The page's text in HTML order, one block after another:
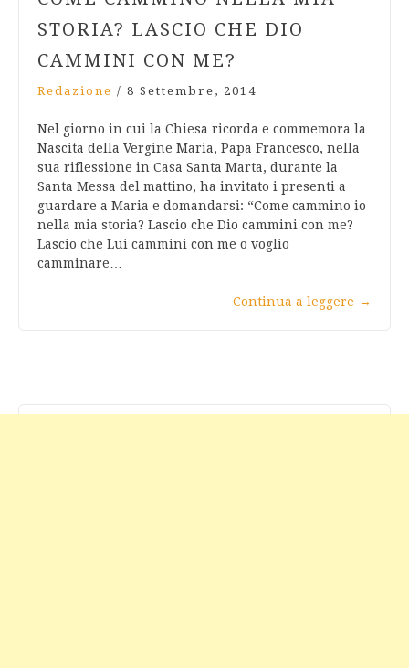
STORIA? LASCIO CHE DIO
CAMMINI CON ME?
Redazione / 8 Settembre, 2014
Nel giorno in cui la Chiesa ricorda e commemora la
Nascita della Vergine Maria, Papa Francesco, nella
sua riflessione in Casa Santa Marta, durante la
Santa Messa del mattino, ha invitato i presenti a
guardare a Maria e domandarsi: “Come cammino io
nella mia storia? Lascio che Dio cammini con me?
Lascio che Lui cammini con me o voglio
camminare…
Continua a leggere →